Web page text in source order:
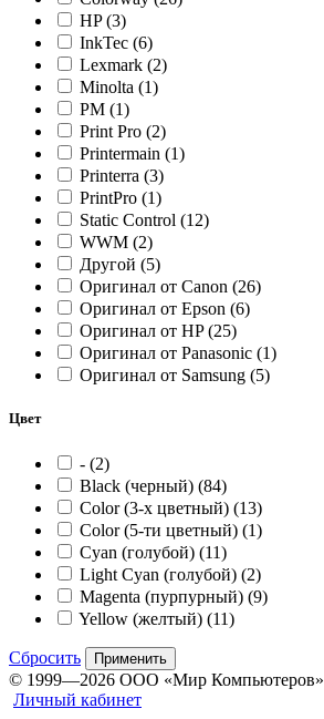
HP(3)
InkTec (6)
Lexmark (2)
Minolta (1)
PM (1)
Print Pro (2)
Printermain (1)
Printerra (3)
PrintPro (1)
Static Control (12)
WWM (2)
Другой (5)
Оригинал от Canon (26)
Оригинал от Epson (6)
Оригинал от HP(25)
Оригинал от Panasonic (1)
Оригинал от Samsung (5)
Цвет
- (2)
Black (черный) (84)
Color (3-x цветный) (13)
Color (5-ти цветный) (1)
Cyan (голубой) (11)
Light Cyan (голубой) (2)
Magenta (пурпурный) (9)
Yellow (желтый) (11)
Сбросить Применить
© 1999—2026 ООО «Мир Компьютеров»
Личный кабинет